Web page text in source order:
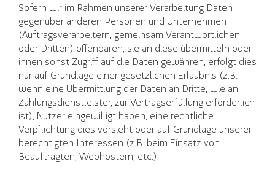
Sofern wir im Rahmen unserer Verarbeitung Daten
gegenüber anderen Personen und Unternehmen
(Auftragsverarbeitern, gemeinsam Verantwortlichen
oder Dritten) offenbaren, sie an diese übermitteln oder
ihnen sonst Zugriff auf die Daten gewähren, erfolgt dies
nur auf Grundlage einer gesetzlichen Erlaubnis (z.B.
wenn eine Übermittlung der Daten an Dritte, wie an
Zahlungsdienstleister, zur Vertragserfüllung erforderlich
ist), Nutzer eingewilligt haben, eine rechtliche
Verpflichtung dies vorsieht oder auf Grundlage unserer
berechtigten Interessen (z.B. beim Einsatz von
Beauftragten, Webhostern, etc.).